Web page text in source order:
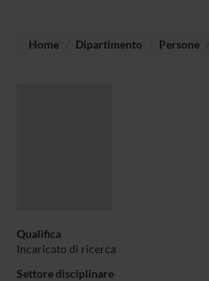
Home Dipartimento Persone
Qualifica
Incaricato di ricerca
Settore disciplinare